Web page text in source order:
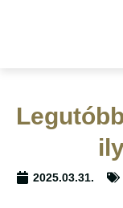
2025.03.31.